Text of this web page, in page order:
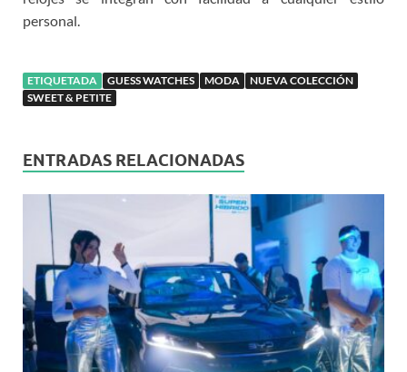
personal.
ETIQUETADA GUESS WATCHES MODA
NUEVA COLECCIÓN
SWEET & PETITE
ENTRADAS RELACIONADAS